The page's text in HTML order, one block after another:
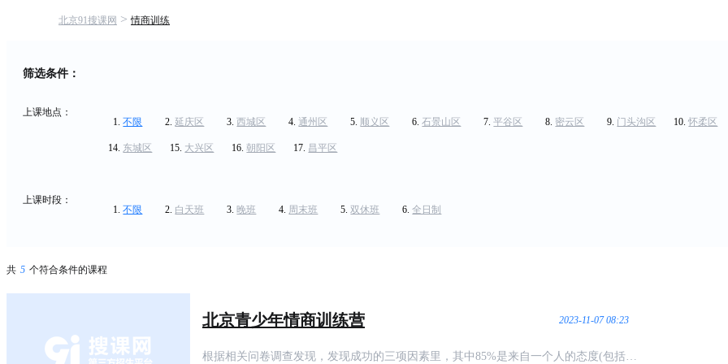
北京91搜课网 >情商训练
筛选条件：
上课地点：
不限
延庆区 西城区 通州区 顺义区 石景山区 平谷区 密云区 门头沟区 怀柔区
东城区 大兴区 朝阳区 昌平区
上课时段：
不限
白天班 晚班 周末班 双休班 全日制
共 5 个符合条件的课程
北京青少年情商训练营 2023-11-07 08:23
根据相关问卷调查发现，发现成功的三项因素里，其中85%是来自一个人的态度(包括自